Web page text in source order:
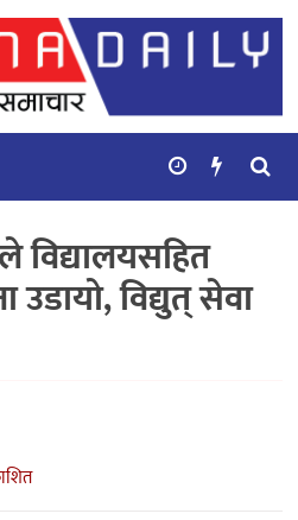
विद्यालयसहित
उडायो, विद्युत् सेवा